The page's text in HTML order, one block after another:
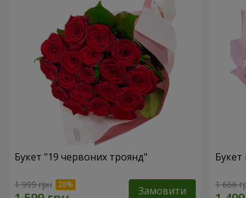
Букет "19 червоних троянд"
1 999 грн Замовити
Букет
1 666